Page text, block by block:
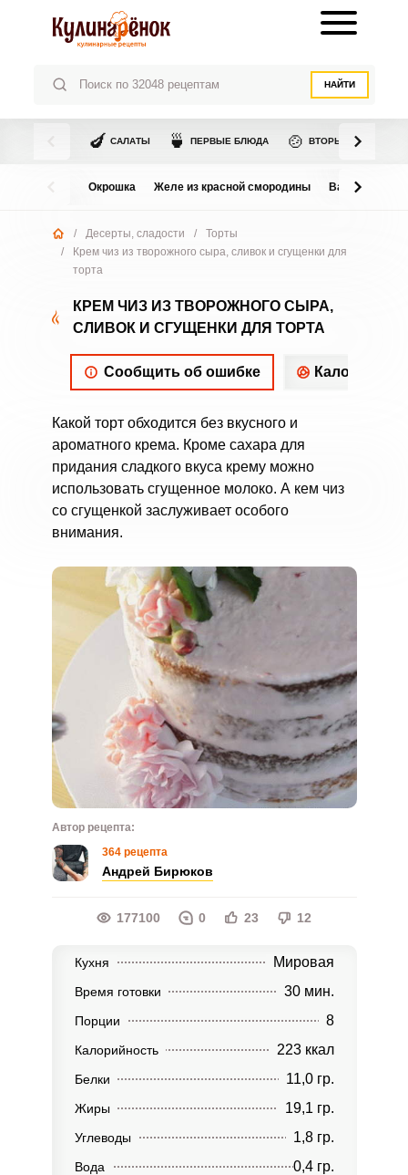
НАЙТИ
🍆 САЛАТЫ 🍵 ПЕРВЫЕ БЛЮДА 🍲 ВТОРЫЕ БЛЮДА
Окрошка Желе из красной смородины Варенье из
/ Десерты, сладости /
Торты
/
Крем чиз из творожного сыра, сливок и сгущенки для
торта
КРЕМ ЧИЗ ИЗ ТВОРОЖНОГО СЫРА,
СЛИВОК И СГУЩЕНКИ ДЛЯ ТОРТА
Сообщить об ошибке
Какой торт обходится без вкусного и
ароматного крема. Кроме сахара для
придания сладкого вкуса крему можно
использовать сгущенное молоко. А кем чиз
со сгущенкой заслуживает особого
внимания.
Автор рецепта:
364 рецепта
Андрей Бирюков
177100 0 23 12
Кухня Мировая
Время готовки 30 мин.
Порции 8
Калорийность 223 ккал
Белки 11,0 гр.
Жиры 19,1 гр.
Углеводы 1,8 гр.
Вода 0,4 гр.